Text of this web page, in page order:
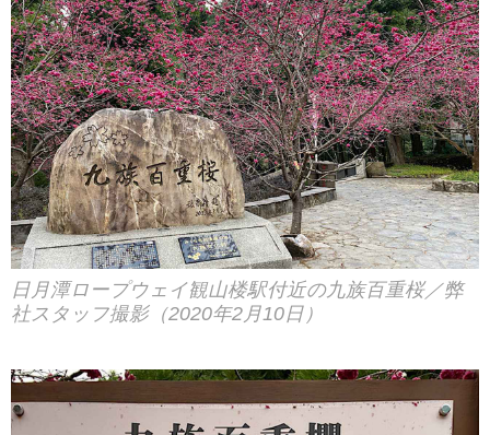
日月潭ロープウェイ観山楼駅付近の九族百重桜／弊
社スタッフ撮影（2020年2月10日）